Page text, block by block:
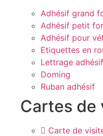
Adhésif grand
Adhésif petit
Adhésif pour
Etiquettes en
Lettrage adhésif
Doming
Ruban adhésif
Cartes de
Carte de